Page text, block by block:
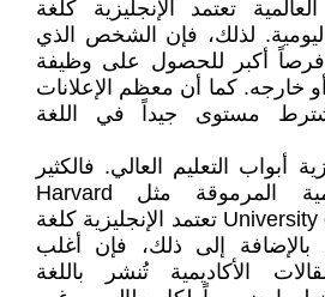
تعتمد الإنجليزية كلغة
لذلك، فإن الشخص الذي
فرصاً أكبر للحصول على وظيفة
خارجه. كما أن معظم الإعلانات
مستوى جيداً في اللغة
أبواب التعليم العالي. فالكثير
من الجامعات العالمية المرموقة مثل Harvard
University وUniversity of Oxford تعتمد الإنجليزية كلغة
إلى ذلك، فإن أغلب
الأكاديمية تُنشر باللغة